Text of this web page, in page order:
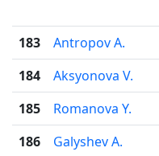
183
Antropov A.
184
Aksyonova V.
185
Romanova Y.
186
Galyshev A.